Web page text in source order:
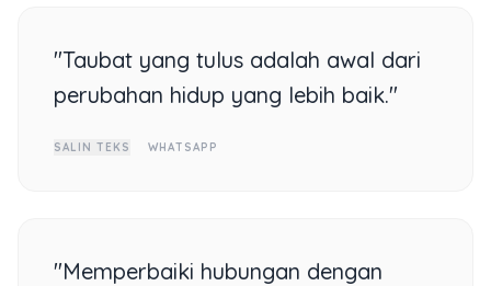
"Taubat yang tulus adalah awal dari
perubahan hidup yang lebih baik."
SALIN TEKS WHATSAPP
"Memperbaiki hubungan dengan